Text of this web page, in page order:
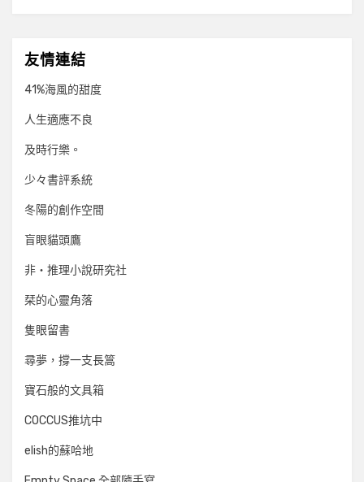
友情連結
41%海風的甜度
人生適應不良
及時行樂。
少々書評系統
冬陽的創作空間
盲眼貓頭鷹
非‧推理小說研究社
栞的心靈角落
隻眼留書
尋夢，撐一支長篙
寶石般的文具箱
COCCUS推坑中
elish的蘇哈地